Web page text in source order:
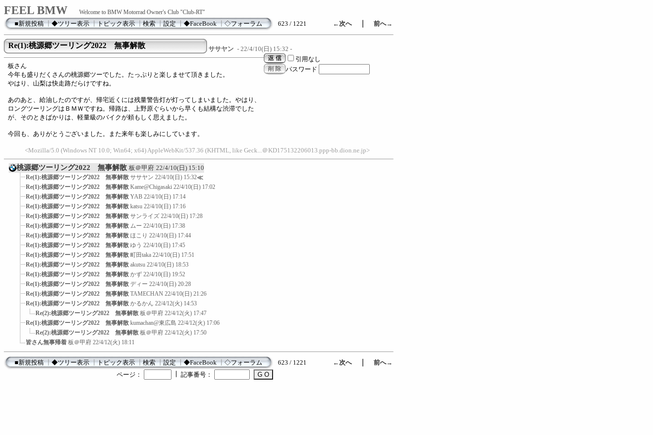
FEEL BMW Welcome to BMW Motorrad Owner's Club "Club-RT"
■新規投稿┃◆ツリー表示┃トピック表示┃検索┃設定┃◆FaceBook┃◇フォーラム 623 / 1221 ←次へ｜ 前へ→
Re(1):桃源郷ツーリング2022 無事解散 ササヤン - 22/4/10(日) 15:32 -
引用なし
パスワード
板さん
今年も盛りだくさんの桃源郷ツーでした。たっぷりと楽しませて頂きました。
やはり、山梨は快走路だらけですね。
あのあと、給油したのですが、帰宅近くには残量警告灯が灯ってしまいました。やはり、
ロングツーリングはＢＭＷですね。帰路は、上野原ぐらいから早くも結構な渋滞でした
が、そのときばかりは、軽量級のバイクが頼もしく思えました。
今回も、ありがとうございました。また来年も楽しみにしています。
<Mozilla/5.0 (Windows NT 10.0; Win64; x64) AppleWebKit/537.36 (KHTML, like Geck...＠KD175132206013.ppp-bb.dion.ne.jp>
桃源郷ツーリング2022 無事解散 板＠甲府 22/4/10(日) 15:10
Re(1):桃源郷ツーリング2022 無事解散 ササヤン 22/4/10(日) 15:32≪
Re(1):桃源郷ツーリング2022 無事解散 Kame@Chigasaki 22/4/10(日) 17:02
Re(1):桃源郷ツーリング2022 無事解散 YAB 22/4/10(日) 17:14
Re(1):桃源郷ツーリング2022 無事解散 katsu 22/4/10(日) 17:16
Re(1):桃源郷ツーリング2022 無事解散 サンライズ 22/4/10(日) 17:28
Re(1):桃源郷ツーリング2022 無事解散 ムー 22/4/10(日) 17:38
Re(1):桃源郷ツーリング2022 無事解散 ほこり 22/4/10(日) 17:44
Re(1):桃源郷ツーリング2022 無事解散 ゆう 22/4/10(日) 17:45
Re(1):桃源郷ツーリング2022 無事解散 町田taka 22/4/10(日) 17:51
Re(1):桃源郷ツーリング2022 無事解散 akutsu 22/4/10(日) 18:53
Re(1):桃源郷ツーリング2022 無事解散 かず 22/4/10(日) 19:52
Re(1):桃源郷ツーリング2022 無事解散 ディー 22/4/10(日) 20:28
Re(1):桃源郷ツーリング2022 無事解散 TAMECHAN 22/4/10(日) 21:26
Re(1):桃源郷ツーリング2022 無事解散 かるかん 22/4/12(火) 14:53
Re(2):桃源郷ツーリング2022 無事解散 板＠甲府 22/4/12(火) 17:47
Re(1):桃源郷ツーリング2022 無事解散 kumachan@東広島 22/4/12(火) 17:06
Re(2):桃源郷ツーリング2022 無事解散 板＠甲府 22/4/12(火) 17:50
皆さん無事帰着 板＠甲府 22/4/12(火) 18:11
■新規投稿┃◆ツリー表示┃トピック表示┃検索┃設定┃◆FaceBook┃◇フォーラム 623 / 1221 ←次へ｜ 前へ→
ページ：
記事番号：